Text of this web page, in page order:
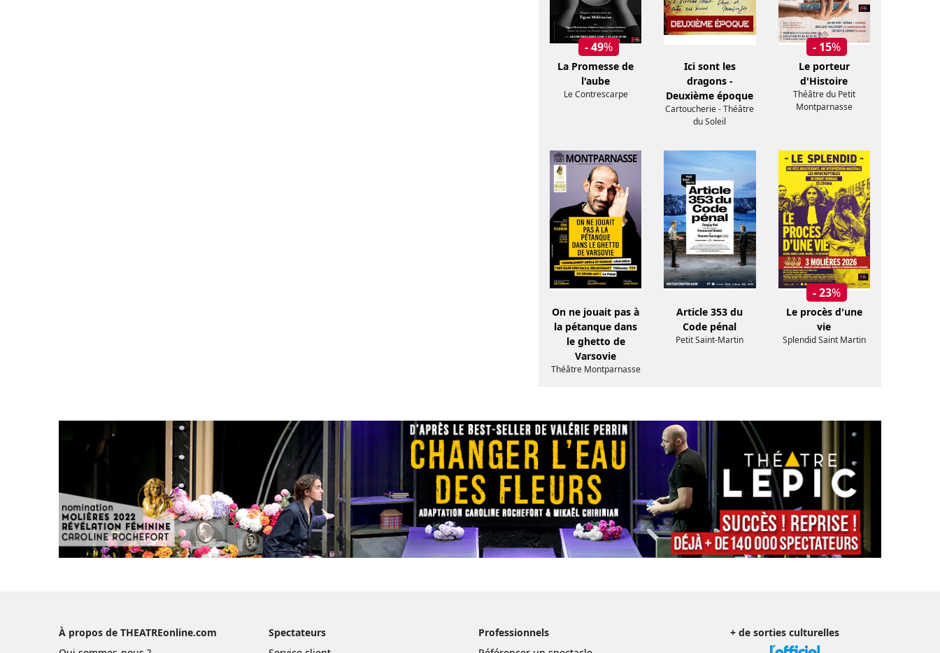
- 49%
La Promesse de
l'aube
Le Contrescarpe
Ici sont les
dragons -
Deuxième époque
Cartoucherie - Théâtre
du Soleil
- 15%
Le porteur
d'Histoire
Théâtre du Petit
Montparnasse
On ne jouait pas à
la pétanque dans
le ghetto de
Varsovie
Théâtre Montparnasse
Article 353 du
Code pénal
Petit Saint-Martin
- 23%
Le procès d'une
vie
Splendid Saint Martin
À propos de THEATREonline.com
Spectateurs
Professionnels
+ de sorties culturelles